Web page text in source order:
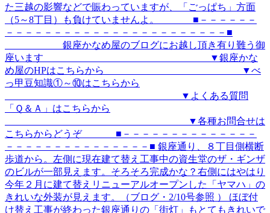
た三越の影響などで賑わっていますが、「ごっぱち」方面
（5～8丁目）も負けていませんよ。 ■－－－－－－
－－－－－－－－－－－－－－－－－－－－－－－■
銀座かなめ屋のブログにお越し頂き有り難う御
座います ▼銀座かな
め屋のHPはこちらから ▼べ
っ甲豆知識①～⑩はこちらから
▼よくある質問
「Ｑ＆Ａ」はこちらから
▼各種お問合せは
こちらからどうぞ ■－－－－－－－－－－－－－－
－－－－－－－－－－－－－－－■ 銀座通り、８丁目側横断
歩道から。左側に現在建て替え工事中の資生堂のザ・ギンザ
のビルが一部見えます。そろそろ完成かな？右側にはやはり
今年２月に建て替えリニューアルオープンした「ヤマハ」の
きれいな外装が見えます。（ブログ・2/10号参照 ） ほぼ付
け替え工事が終わった銀座通りの「街灯」もとてもきれいで